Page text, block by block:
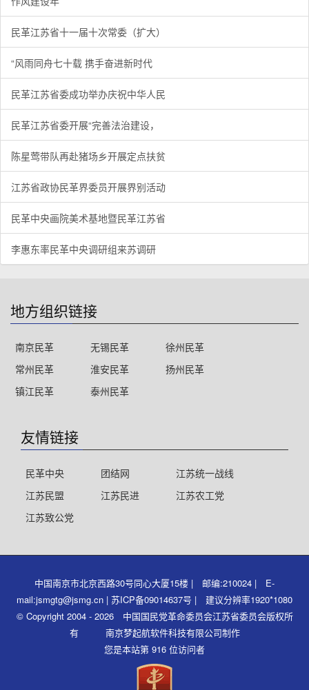
民革江苏省十一届十次常委（扩大）
“风雨同舟七十载 携手奋进新时代
民革江苏省委成功举办庆祝中华人民
民革江苏省委开展“完善法治建设，
陈星莺带队再赴猪场乡开展定点扶贫
江苏省政协民革界委员开展界别活动
民革中央画院美术基地暨民革江苏省
李惠东率民革中央调研组来苏调研
地方组织链接
南京民革 无锡民革
徐州民革
常州民革
淮安民革
扬州民革
镇江民革
泰州民革
友情链接
民革中央 团结网
江苏统一战线
江苏民盟
江苏民进
江苏农工党
江苏致公党
中国南京市北京西路30号同心大厦15楼 | 邮编:210024 | E-
mail:jsmgtg@jsmg.cn | 苏ICP备09014637号 | 建议分辨率1920*1080
© Copyright 2004 - 2026 中国国民党革命委员会江苏省委员会版权所
有 南京梦起航软件科技有限公司制作
您是本站第 916 位访问者